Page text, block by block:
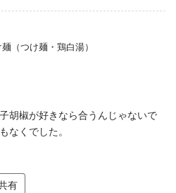
（つけ麺・鶏白湯）
胡椒が好きなら合うんじゃないで
なくでした。
有